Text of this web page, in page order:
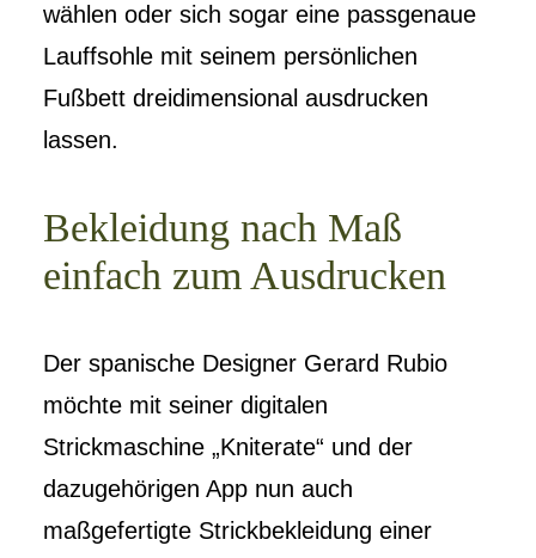
wählen oder sich sogar eine passgenaue
Lauffsohle mit seinem persönlichen
Fußbett dreidimensional ausdrucken
lassen.
Bekleidung nach Maß
einfach zum Ausdrucken
Der spanische Designer Gerard Rubio
möchte mit seiner digitalen
Strickmaschine „Kniterate“ und der
dazugehörigen App nun auch
maßgefertigte Strickbekleidung einer